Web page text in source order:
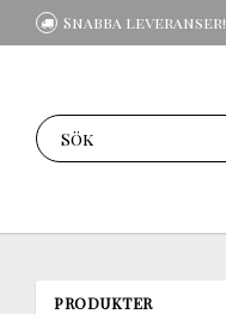
Snabba leveranser!
PRODUKTER